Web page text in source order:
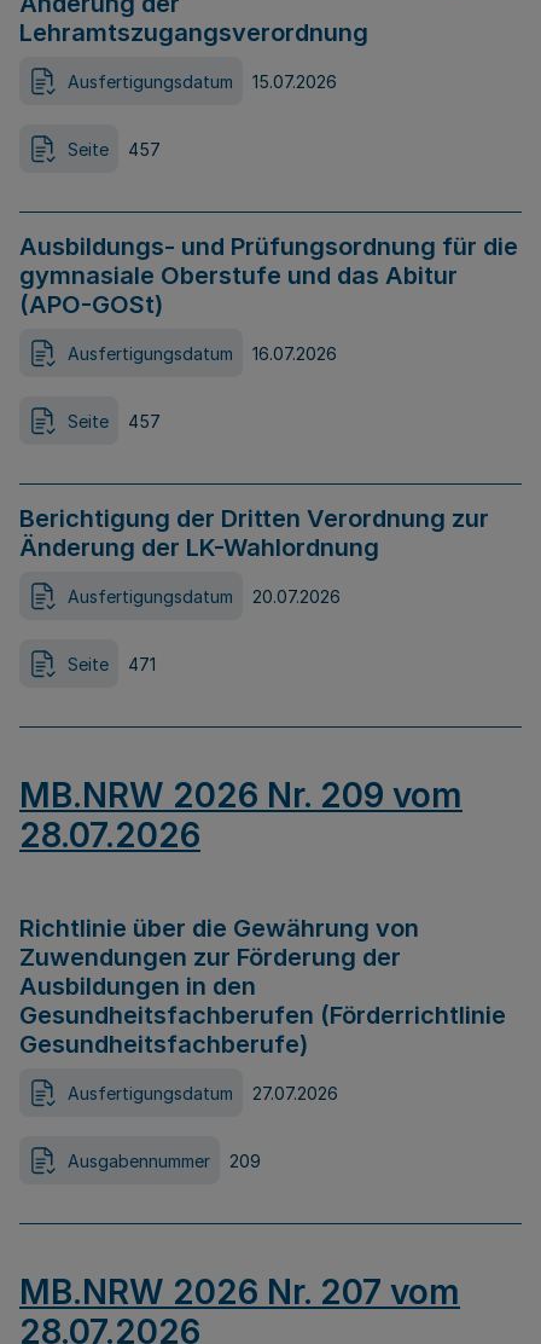
Lehramtszugangsverordnung
Ausfertigungsdatum 15.07.2026
Seite 457
Ausbildungs- und Prüfungsordnung für die
gymnasiale Oberstufe und das Abitur
(APO-GOSt)
Ausfertigungsdatum 16.07.2026
Seite 457
Berichtigung der Dritten Verordnung zur
Änderung der LK-Wahlordnung
Ausfertigungsdatum 20.07.2026
Seite 471
MB.NRW 2026 Nr. 209 vom
28.07.2026
Richtlinie über die Gewährung von
Zuwendungen zur Förderung der
Ausbildungen in den
Gesundheitsfachberufen (Förderrichtlinie
Gesundheitsfachberufe)
Ausfertigungsdatum 27.07.2026
Ausgabennummer 209
MB.NRW 2026 Nr. 207 vom
28.07.2026